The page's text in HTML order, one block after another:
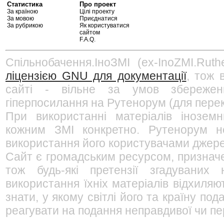
Статистика
За країною
За мовою
За рубрикою
Про проект
Цілі проекту
Приєднатися
Як користуватися
сайтом
F.A.Q.
Спільнобачення.ІноЗМІ (ex-
ліцензією GNU для документації, тож
сайті - вільне за умов
гіперпосилання на Рутенорум (для
При використанні матеріалів
кожним ЗМІ конкретно. Рутенорум
використання його користувачами
Сайт є громадським ресурсом,
тож будь-які претензії
використання їхніх матеріалів
знати, у якому світлі його та країну
реагувати на подання неправдивої чи